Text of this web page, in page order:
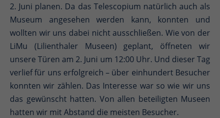
2. Juni planen. Da das Telescopium natürlich auch als
Museum angesehen werden kann, konnten und
wollten wir uns dabei nicht ausschließen. Wie von der
LiMu (Lilienthaler Museen) geplant, öffneten wir
unsere Türen am 2. Juni um 12:00 Uhr. Und dieser Tag
verlief für uns erfolgreich – über einhundert Besucher
konnten wir zählen. Das Interesse war so wie wir uns
das gewünscht hatten. Von allen beteiligten Museen
hatten wir mit Abstand die meisten Besucher.